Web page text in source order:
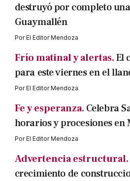
destruyó por completo
Guaymallén
PorEl Editor Mendoza
Frío matinal y alertas.El
para este viernes en el
PorEl Editor Mendoza
Fe y esperanza. Celebra
horarios y procesiones en
PorEl Editor Mendoza
Advertencia estructural.
crecimiento de